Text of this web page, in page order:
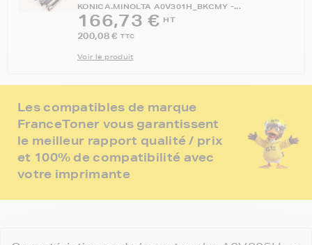
Les compatibles de marque
FranceToner vous garantissent
le meilleur rapport qualité / prix
et 100% de compatibilité avec
votre imprimante
KONICA.MINOLTA A0V301H_BKCMY -...
166,73 € HT
200,08 € TTC
Voir le produit